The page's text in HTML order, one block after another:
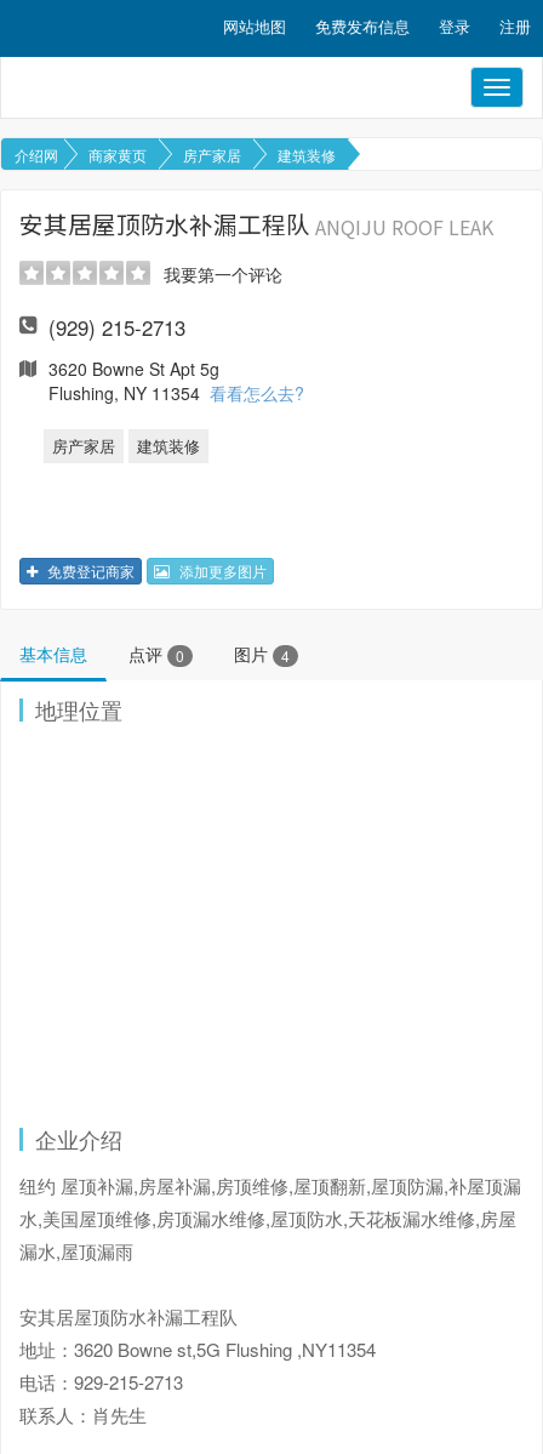
网站地图 免费发布信息 登录 注册
介绍网 商家黄页 房产家居 建筑装修
安其居屋顶防水补漏工程队 ANQIJU ROOF LEAK
我要第一个评论
(929) 215-2713
3620 Bowne St Apt 5g
Flushing, NY 11354 看看怎么去?
房产家居 建筑装修
免费登记商家 添加更多图片
基本信息 点评 0 图片 4
地理位置
企业介绍
纽约 屋顶补漏,房屋补漏,房顶维修,屋顶翻新,屋顶防漏,补屋顶漏
水,美国屋顶维修,房顶漏水维修,屋顶防水,天花板漏水维修,房屋
漏水,屋顶漏雨
安其居屋顶防水补漏工程队
地址：3620 Bowne st,5G Flushing ,NY11354
电话：929-215-2713
联系人：肖先生